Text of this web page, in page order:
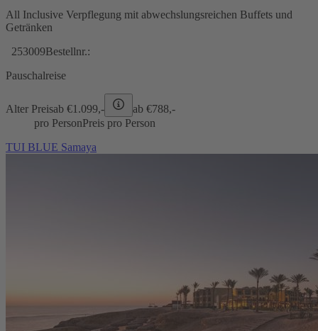
All Inclusive Verpflegung mit abwechslungsreichen Buffets und
Getränken
253009Bestellnr.:
Pauschalreise
Alter Preisab €1.099,- ab €788,-
pro PersonPreis pro Person
TUI BLUE Samaya